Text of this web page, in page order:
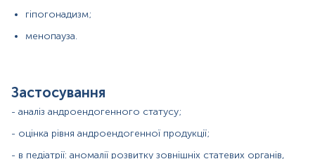
Зміст:
Синоніми
гіпогонадизм;
менопауза.
Застосування
- аналіз андроендогенного статусу;
- оцінка рівня андроендогенної продукції;
- в педіатрії: аномалії розвитку зовнішніх статевих органів,